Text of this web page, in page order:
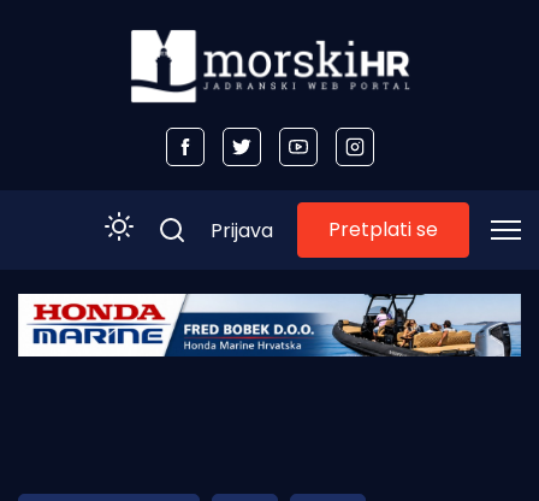
Početna
Obala
Prijava Pretplati se